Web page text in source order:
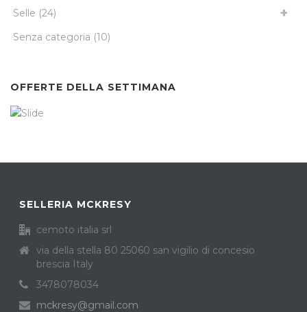
Selle (24)
Senza categoria (10)
OFFERTE DELLA SETTIMANA
SELLERIA MCKRESY
cemoto italia srl
via della stella 80 25060 san vigilio di concesio
brescia Italy
3478078034
mckresy@gmail.com